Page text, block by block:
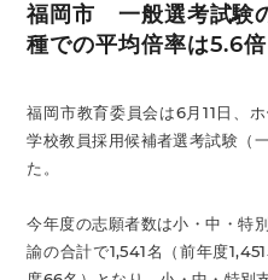
福岡市 一般選考試験
種での平均倍率は5.6
福岡市教育委員会は6月11日、
学校教員採用候補者選考試験（
た。
今年度の志願者数は小・中・特
諭の合計で1,541名（前年度